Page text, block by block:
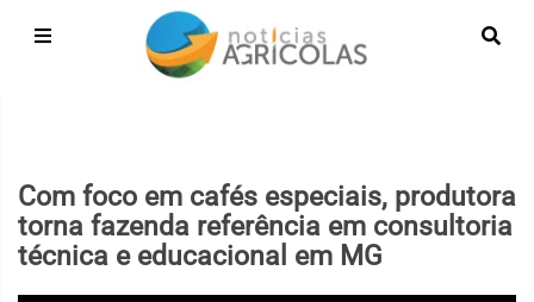
Com foco em cafés especiais, produtora
torna fazenda referência em consultoria
técnica e educacional em MG